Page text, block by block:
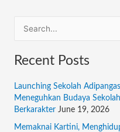
a
c
h
f
Recent Posts
Launching Sekolah
Meneguhkan Budaya
Berkarakter June 19, 2026
Memaknai Kartini,